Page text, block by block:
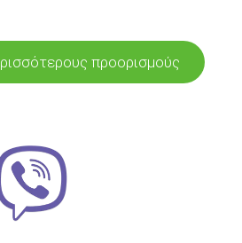
προορισμούς